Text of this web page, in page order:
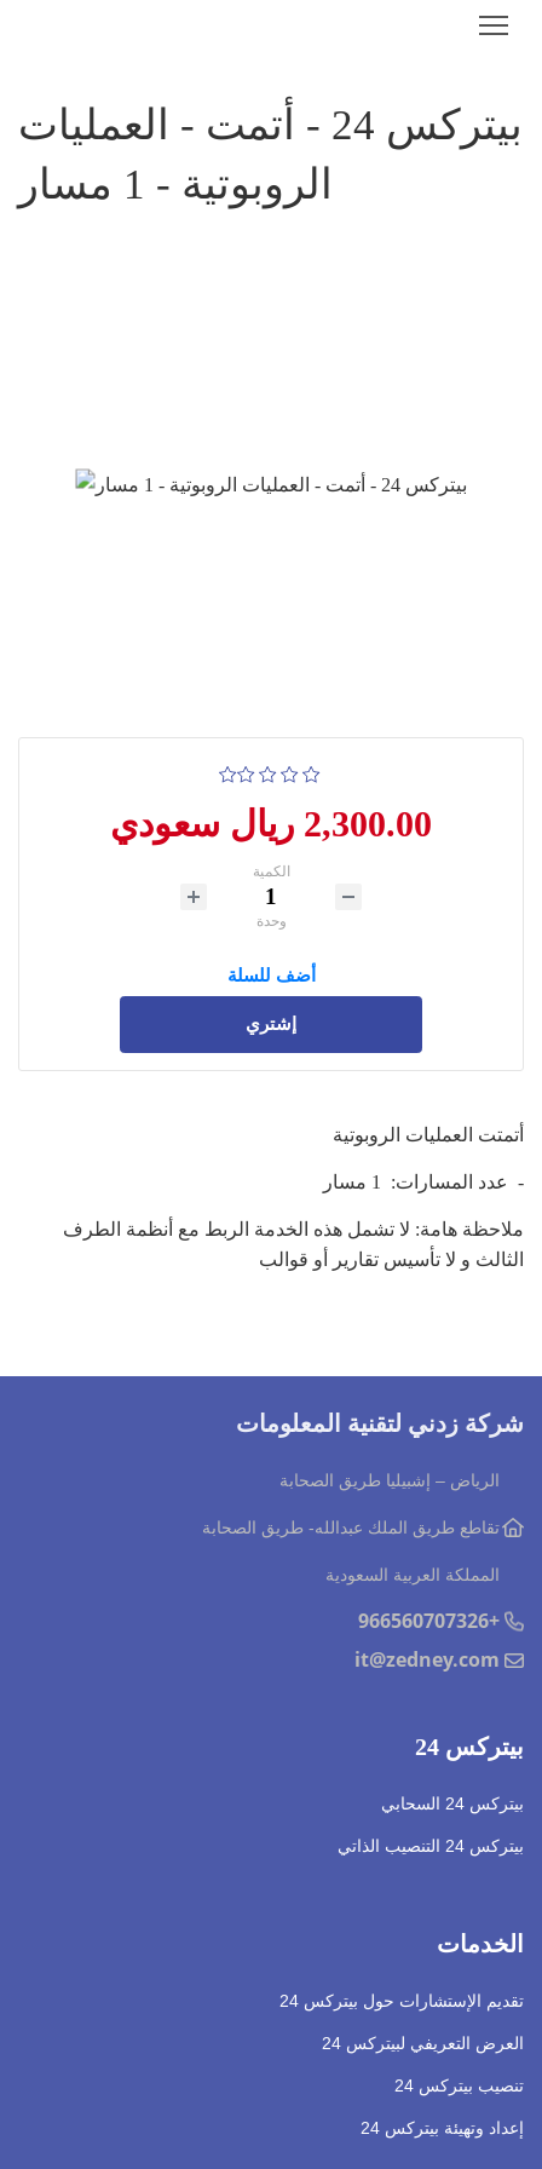
بيتركس 24 - أتمت - العمليات
الروبوتية - 1 مسار
2,300.00 ريال سعودي
الكمية
وحدة
أضف للسلة
إشتري
أتمتت العمليات الروبوتية
- عدد المسارات: 1 مسار
ملاحظة هامة: لا تشمل هذه الخدمة الربط مع أنظمة الطرف
الثالث و لا تأسيس تقارير أو قوالب
شركة زدني لتقنية المعلومات
الرياض – إشبيليا طريق الصحابة
تقاطع طريق الملك عبدالله- طريق الصحابة
المملكة العربية السعودية
+966560707326
it@zedney.com
بيتركس 24
بيتركس 24 السحابي
بيتركس 24 التنصيب الذاتي
الخدمات
تقديم الإستشارات حول بيتركس 24
العرض التعريفي لبيتركس 24
تنصيب بيتركس 24
إعداد وتهيئة بيتركس 24